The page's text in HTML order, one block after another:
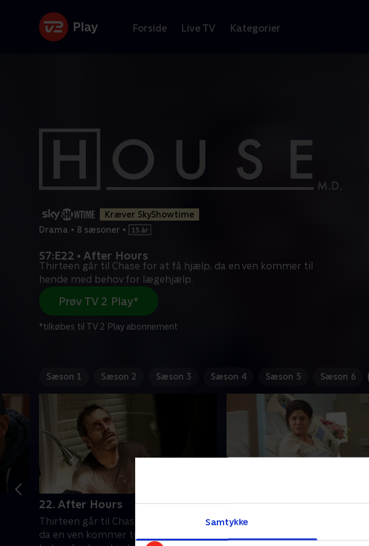
Samtykke
Forside Live TV Kategorier
Kræver SkyShowtime
Drama • 8 sæsoner •
S7:E22 • After Hours
Thirteen går til Chase for at få hjælp, da en ven kommer til
hende med behov for lægehjælp.
Prøv TV 2 Play*
*tilkøbes til TV 2 Play abonnement
Sæson 1 Sæson 2 Sæson 3 Sæson 4 Sæson 5 Sæson 6
22. After Hours
Thirteen går til Chase for at få hjælp,
da en ven kommer til hende med
23. Moving On
En kendt artist kollapser under